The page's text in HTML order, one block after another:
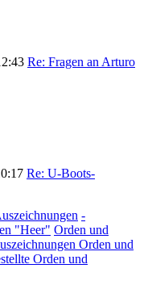
Re: Fragen an Arturo
Re: U-Boots-
-
"Heer" Orden und
Orden und
Orden und